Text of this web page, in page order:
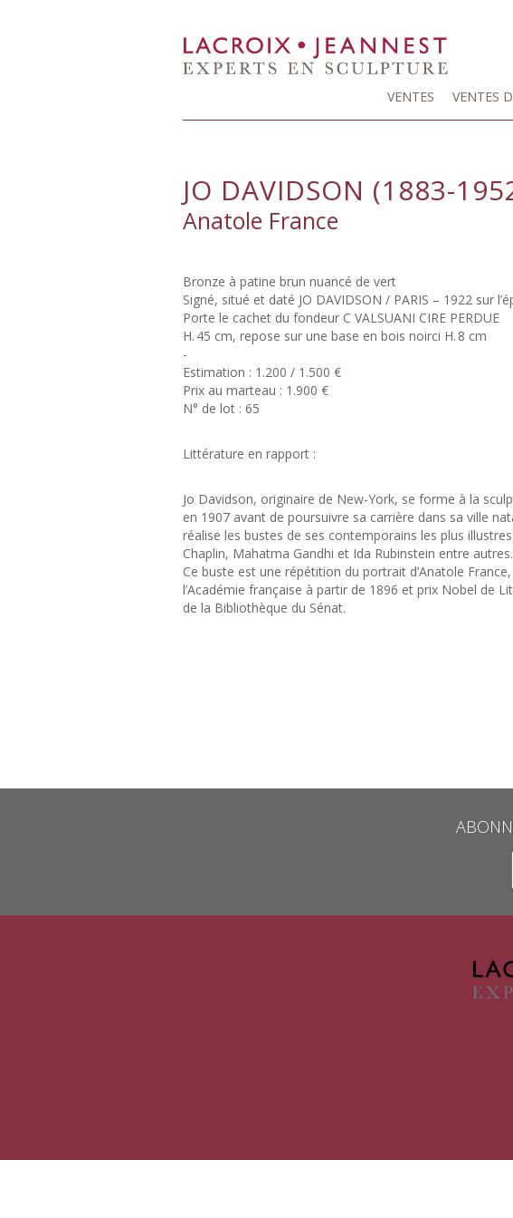
VENTES VENTES
JO DAVIDSON (1883-
Anatole France
Bronze à patine brun nuancé de vert
Signé, situé et daté JO DAVIDSON / PARIS – 1922 sur
Porte le cachet du fondeur C VALSUANI CIRE PERDUE
H. 45 cm, repose sur une base en bois noirci H. 8 cm
-
Estimation : 1.200 / 1.500 €
Prix au marteau : 1.900 €
N° de lot : 65
Littérature en rapport :
Jo Davidson, originaire de New-York, se forme à la
en 1907 avant de poursuivre sa carrière dans sa ville
réalise les bustes de ses contemporains les plus
Chaplin, Mahatma Gandhi et Ida Rubinstein entre autres.
Ce buste est une répétition du portrait d’Anatole
l’Académie française à partir de 1896 et prix Nobel de
de la Bibliothèque du Sénat.